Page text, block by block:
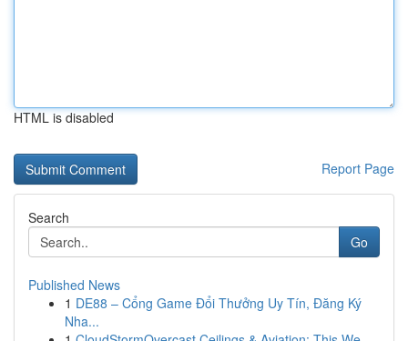
HTML is disabled
Report Page
Search
Go
Published News
1 DE88 – Cổng Game Đổi Thưởng Uy Tín, Đăng Ký
Nha...